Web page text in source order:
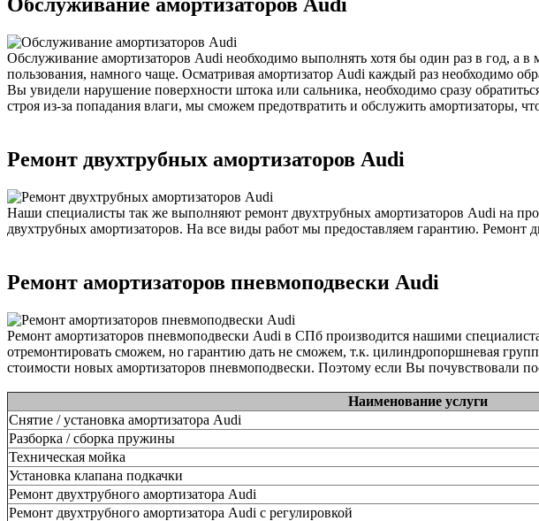
Обслуживание амортизаторов Audi
Обслуживание амортизаторов Audi необходимо выполнять хотя бы один раз в год, а
пользования, намного чаще. Осматривая амортизатор Audi каждый раз необходимо
Вы увидели нарушение поверхности штока или сальника, необходимо сразу
строя из-за попадания влаги, мы сможем предотвратить и обслужить амортизаторы,
Ремонт двухтрубных амортизаторов Audi
Наши специалисты так же выполняют ремонт двухтрубных амортизаторов Audi на
двухтрубных амортизаторов. На все виды работ мы предоставляем гарантию. Ремонт
Ремонт амортизаторов пневмоподвески Audi
Ремонт амортизаторов пневмоподвески Audi в СПб производится нашими
отремонтировать сможем, но гарантию дать не сможем, т.к. цилиндропоршневая
стоимости новых амортизаторов пневмоподвески. Поэтому если Вы почувствовали
Наименование услуги
Снятие / установка амортизатора Audi
Разборка / сборка пружины
Техническая мойка
Установка клапана подкачки
Ремонт двухтрубного амортизатора Audi
Ремонт двухтрубного амортизатора Audi с регулировкой